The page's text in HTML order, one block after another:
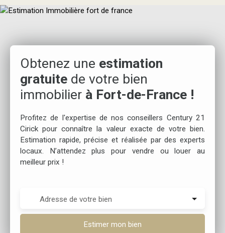
Obtenez une estimation
gratuite de votre bien
immobilier à Fort-de-France !
Profitez de l'expertise de nos conseillers Century 21
Cirick pour connaître la valeur exacte de votre bien.
Estimation rapide, précise et réalisée par des experts
locaux. N’attendez plus pour vendre ou louer au
meilleur prix !
Adresse de votre bien
Estimer mon bien